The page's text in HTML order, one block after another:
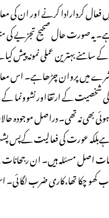
فعال کردارادا کرنے اور ان
ہے۔ یہ صورت حال صحیح تجزیے
بہترین عملی نمونہ پیش
معاشرے میں پروان چڑھاہے۔ اس
کی شخصیت کے ارتقااور
بھی نہ تھی۔ دراصل موجودہ
ہےبلکہ عورت کی فعالیت کےپس
اصل مسئلہ ہیں۔ ان
کھو چکا تھا،کاری ضرب